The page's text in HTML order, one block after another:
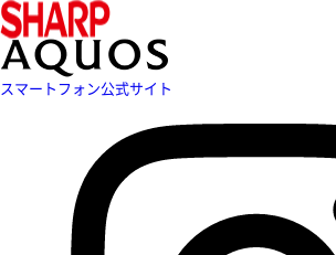
スマートフォン公式サイト